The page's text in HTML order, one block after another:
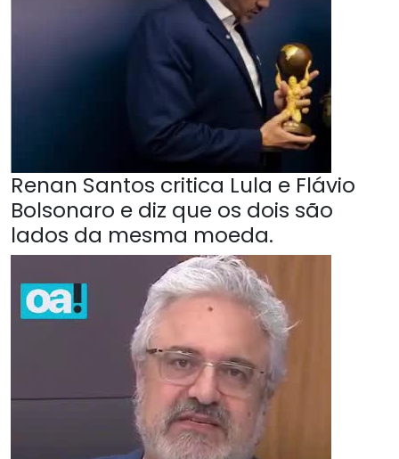
Renan Santos critica Lula e Flávio
Bolsonaro e diz que os dois são
lados da mesma moeda.